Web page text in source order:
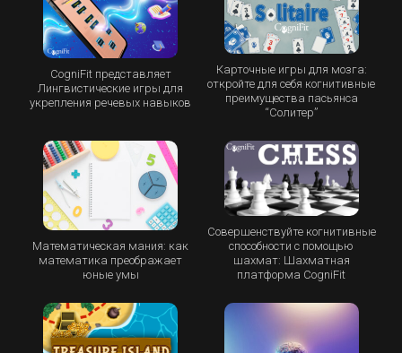
CogniFit представляет
Лингвистические игры для
укрепления речевых навыков
Карточные игры для мозга:
откройте для себя когнитивные
преимущества пасьянса
“Cолитер”
Математическая мания: как
математика преображает
юные умы
Совершенствуйте когнитивные
способности с помощью
шахмат: Шахматная
платформа CogniFit